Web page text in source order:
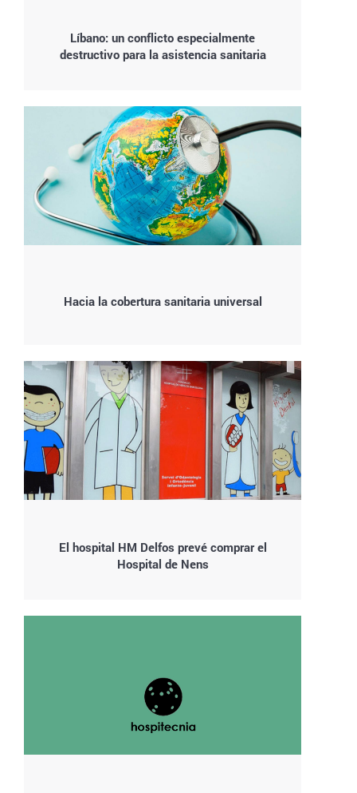
Líbano: un conflicto especialmente
destructivo para la asistencia sanitaria
Hacia la cobertura sanitaria universal
El hospital HM Delfos prevé comprar el
Hospital de Nens